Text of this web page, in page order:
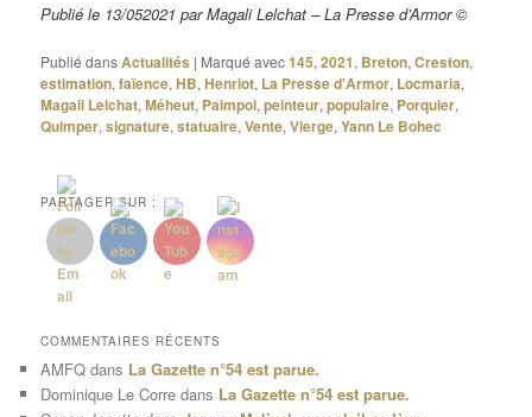
Publié le 13/052021 par Magali Lelchat – La Presse d’Armor ©
Publié dansActualités | Marqué avec145,2021, Breton,Creston,
estimation,faïence,HB,Henriot, La Presse d'Armor, Locmaria,
Magali Lelchat,Méheut, Paimpol,peinteur,populaire, Porquier,
Quimper,signature,statuaire,Vente,Vierge,Yann Le Bohec
PARTAGER SUR :
COMMENTAIRES RÉCENTS
AMFQ dans La Gazette n°54 est parue.
Dominique Le Corre dans La Gazette n°54 est parue.